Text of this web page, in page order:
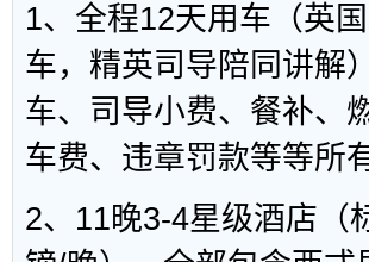
1、全程12天用车（英
车，精英司导陪同讲解
车、司导小费、餐补、
车费、违章罚款等等所
2、11晚3-4星级酒店（